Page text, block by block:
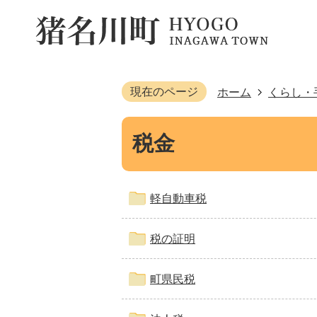
現在のページ ホーム くらし
税金
軽自動車税
税の証明
町県民税